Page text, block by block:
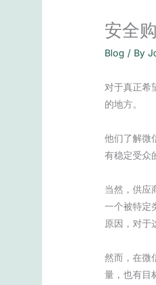
安全
Blog / By
对于真正希
的地方。
他们了解微
有稳定受众
当然，供应
一个被特定
原因，对于
然而，在微
量，也有目